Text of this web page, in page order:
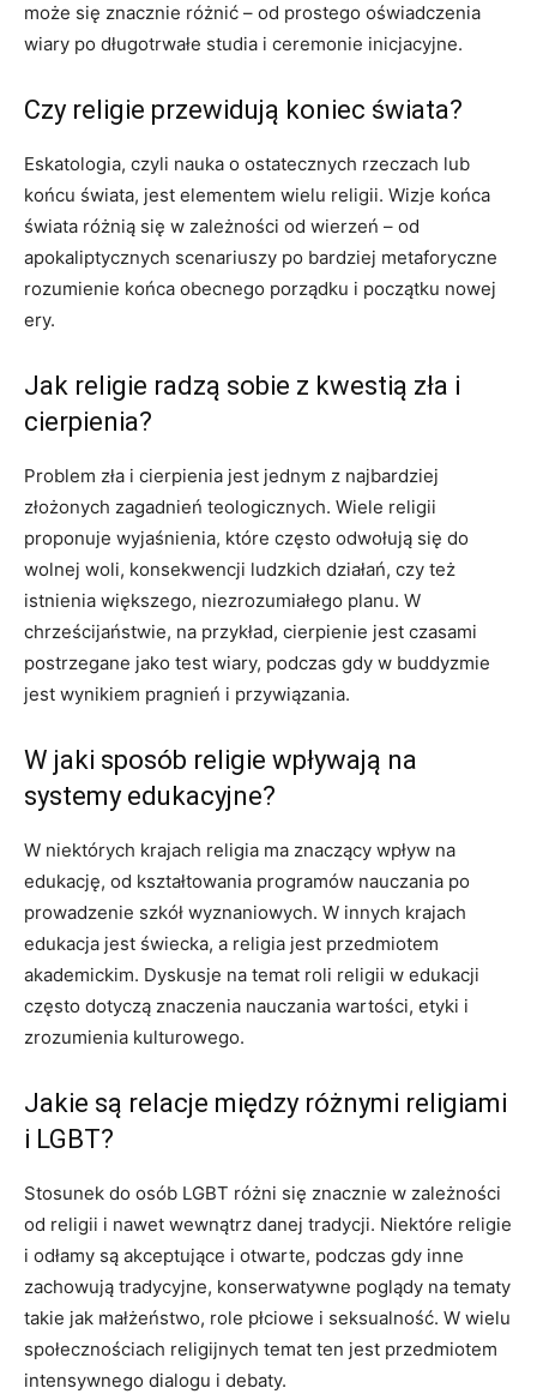
może się znacznie różnić – od prostego oświadczenia
wiary po długotrwałe studia i ceremonie inicjacyjne.
Czy religie przewidują koniec świata?
Eskatologia, czyli nauka o ostatecznych rzeczach lub
końcu świata, jest elementem wielu religii. Wizje końca
świata różnią się w zależności od wierzeń – od
apokaliptycznych scenariuszy po bardziej metaforyczne
rozumienie końca obecnego porządku i początku nowej
ery.
Jak religie radzą sobie z kwestią zła i
cierpienia?
Problem zła i cierpienia jest jednym z najbardziej
złożonych zagadnień teologicznych. Wiele religii
proponuje wyjaśnienia, które często odwołują się do
wolnej woli, konsekwencji ludzkich działań, czy też
istnienia większego, niezrozumiałego planu. W
chrześcijaństwie, na przykład, cierpienie jest czasami
postrzegane jako test wiary, podczas gdy w buddyzmie
jest wynikiem pragnień i przywiązania.
W jaki sposób religie wpływają na
systemy edukacyjne?
W niektórych krajach religia ma znaczący wpływ na
edukację, od kształtowania programów nauczania po
prowadzenie szkół wyznaniowych. W innych krajach
edukacja jest świecka, a religia jest przedmiotem
akademickim. Dyskusje na temat roli religii w edukacji
często dotyczą znaczenia nauczania wartości, etyki i
zrozumienia kulturowego.
Jakie są relacje między różnymi religiami
i LGBT?
Stosunek do osób LGBT różni się znacznie w zależności
od religii i nawet wewnątrz danej tradycji. Niektóre religie
i odłamy są akceptujące i otwarte, podczas gdy inne
zachowują tradycyjne, konserwatywne poglądy na tematy
takie jak małżeństwo, role płciowe i seksualność. W wielu
społecznościach religijnych temat ten jest przedmiotem
intensywnego dialogu i debaty.